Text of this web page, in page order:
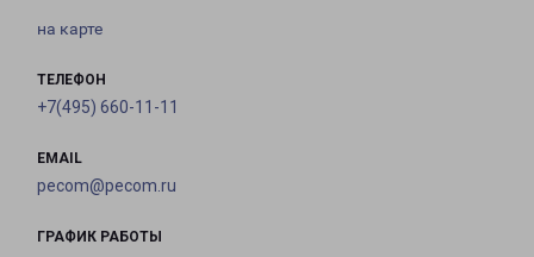
на карте
ТЕЛЕФОН
+7(495) 660-11-11
EMAIL
pecom@pecom.ru
ГРАФИК РАБОТЫ